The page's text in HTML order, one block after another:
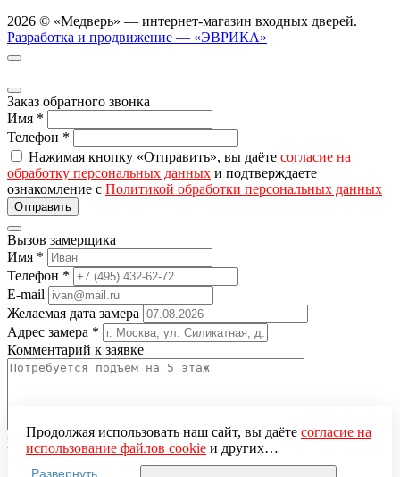
2026 © «Медверь» — интернет-магазин входных дверей.
Разработка и продвижение — «ЭВРИКА»
Заказ обратного звонка
Имя *
Телефон *
Нажимая кнопку «Отправить», вы даёте согласие на
обработку персональных данных и подтверждаете
ознакомление с Политикой обработки персональных данных
Вызов замерщика
Имя *
Телефон *
E-mail
Желаемая дата замера
Адрес замера *
Комментарий к заявке
Понравившаяся модель
Нажимая кнопку «Отправить», вы даётесогласие на
Продолжая использовать наш сайт, вы даёте согласие на
использование файлов cookieи других
пользовательских данных (включая IP-адрес, сведения о
Развернуть